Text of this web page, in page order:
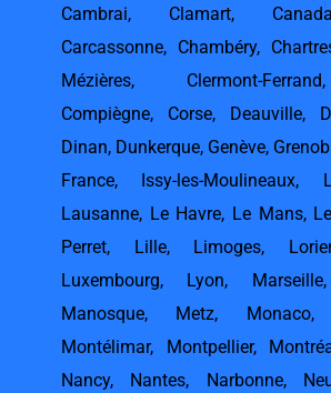
Cambrai, Clamart, Canada
Carcassonne, Chambéry,
Mézières, Clermont-Ferrand
Compiègne, Corse, Deauville,
Dinan, Dunkerque, Genève,
France, Issy-les-Moulineaux,
Lausanne, Le Havre, Le Mans,
Perret, Lille, Limoges,
Luxembourg, Lyon, Marseille
Manosque, Metz, Monaco,
Montélimar, Montpellier,
Nancy, Nantes, Narbonne,